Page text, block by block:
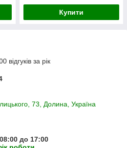
Купити
відгуків за рік
73, Долина, Україна
до 17:00